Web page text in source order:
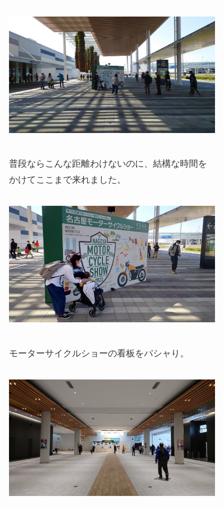
普段ならこんな距離わけないのに、結構な時間を
かけてここまで来れました。
モーターサイクルショーの看板をパシャり。